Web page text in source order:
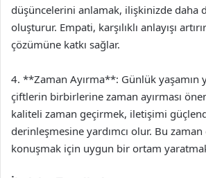
düşüncelerini anlamak, ilişkinizde daha
oluşturur. Empati, karşılıklı anlayışı
çözümüne katkı sağlar.
4. **Zaman Ayırma**: Günlük yaşamın
çiftlerin birbirlerine zaman ayırması
kaliteli zaman geçirmek, iletişimi
derinleşmesine yardımcı olur. Bu
konuşmak için uygun bir ortam